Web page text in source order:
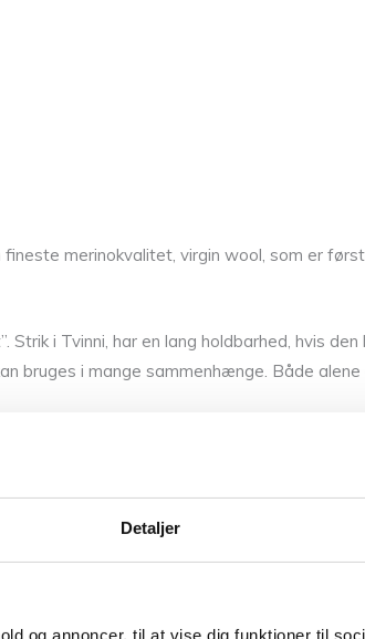
Detaljer
og annoncer, til at vise dig funktioner til
merinokvalitet, virgin wool, som er
i Tvinni, har en lang holdbarhed, hvis
i mange sammenhænge. Både
men kan også kombineres med andre